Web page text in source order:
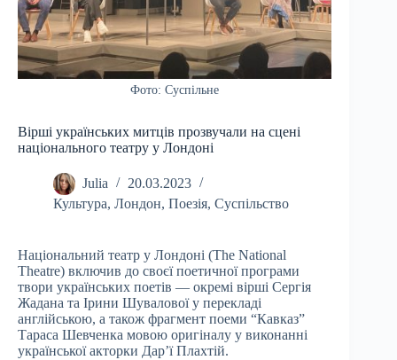
Фото: Суспільне
Вірші українських митців прозвучали на сцені
національного театру у Лондоні
Julia
20.03.2023
Культура, Лондон, Поезія, Суспільство
Національний театр у Лондоні (The National
Theatre) включив до своєї поетичної програми
твори українських поетів — окремі вірші Сергія
Жадана та Ірини Шувалової у перекладі
англійською, а також фрагмент поеми “Кавказ”
Тараса Шевченка мовою оригіналу у виконанні
української акторки Дар’ї Плахтій.